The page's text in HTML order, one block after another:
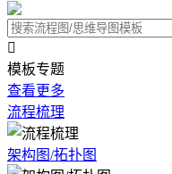

模板专题
查看更多
流程梳理
架构图/拓扑图